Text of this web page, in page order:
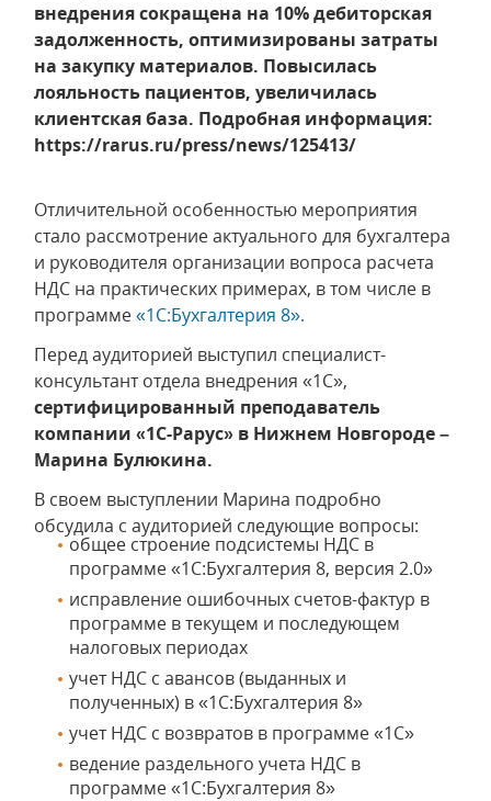
внедрения сокращена на 10% дебиторская
задолженность, оптимизированы затраты
на закупку материалов. Повысилась
лояльность пациентов, увеличилась
клиентская база. Подробная информация:
https://rarus.ru/press/news/125413/
Отличительной особенностью мероприятия
стало рассмотрение актуального для бухгалтера
и руководителя организации вопроса расчета
НДС на практических примерах, в том числе в
программе«1С:Бухгалтерия 8».
Перед аудиторией выступил специалист-
консультант отдела внедрения «1С»,
сертифицированный преподаватель
компании «1С-Рарус» в Нижнем Новгороде –
Марина Булюкина.
В своем выступлении Марина подробно
обсудила с аудиторией следующие вопросы:
общее строение подсистемы НДС в
программе «1С:Бухгалтерия 8, версия 2.0»
исправление ошибочных счетов-фактур в
программе в текущем и последующем
налоговых периодах
учет НДС с авансов (выданных и
полученных) в «1С:Бухгалтерия 8»
учет НДС с возвратов в программе «1С»
ведение раздельного учета НДС в
программе «1С:Бухгалтерия 8»